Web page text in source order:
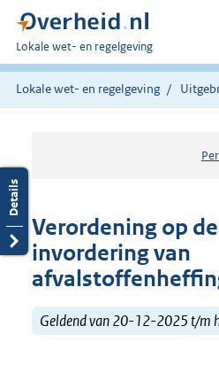
U
bent
hier:
Lokale wet- en regelgeving
Lokale wet- en regelgeving
Verordening op
invordering van
Geldend van 20-12-2025 t/m